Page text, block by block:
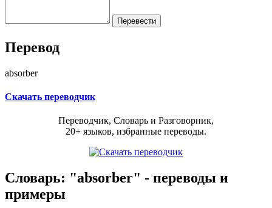
Перевод
absorber
Скачать переводчик
Переводчик, Словарь и Разговорник,
20+ языков, избранные переводы.
Словарь: "absorber" - переводы и
примеры